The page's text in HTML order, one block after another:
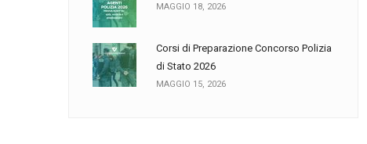
MAGGIO 18, 2026
Corsi di Preparazione Concorso Polizia
di Stato 2026
MAGGIO 15, 2026